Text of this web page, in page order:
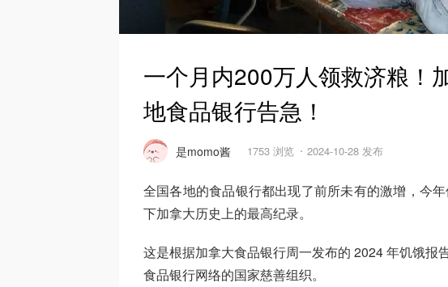
一个月内200万人领救济粮！
地食品银行告急！
是momo酱 1753 浏览 2024-10-28 发布
全国各地的食品银行都出现了前所未有的激增，今
下加拿大历史上的最高纪录。
这是根据加拿大食品银行周一发布的 2024 年饥饿报
食品银行网络的国家慈善组织。